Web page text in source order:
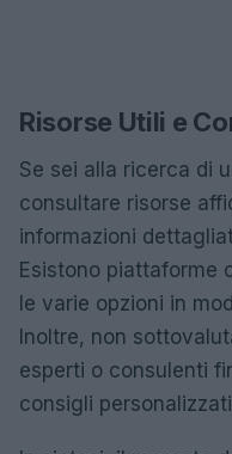
Risorse Utili e
Se sei alla ricerca di
consultare risorse
informazioni
Esistono piattaforme
le varie opzioni in
Inoltre, non
esperti o consulenti
consigli